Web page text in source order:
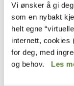
Vi ønsker å gi
som en nybakt
helt egne
internett, cookies
for deg, med
og behov. Les